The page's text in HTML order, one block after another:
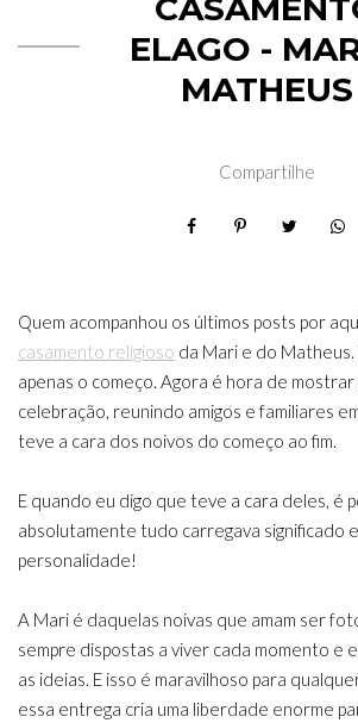
ELAGO -
MATHEUS
Compartilhe
Quem acompanhou os últimos posts por
casamento religioso da Mari e do
apenas o começo. Agora é hora de mostrar
celebração, reunindo amigos e familiares
teve a cara dos noivos do começo ao fim.
E quando eu digo que teve a cara deles, é
absolutamente tudo carregava significado
personalidade!
A Mari é daquelas noivas que amam ser
sempre dispostas a viver cada momento e
as ideias. E isso é maravilhoso para
essa entrega cria uma liberdade enorme